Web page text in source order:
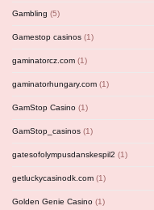
Gambling (5)
Gamestop casinos (1)
gaminatorcz.com (1)
gaminatorhungary.com (1)
GamStop Casino (1)
GamStop_casinos (1)
gatesofolympusdanskespil2 (1)
getluckycasinodk.com (1)
Golden Genie Casino (1)